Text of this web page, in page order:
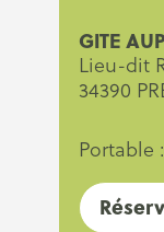
GITE
Lieu-dit
34390
Portable :